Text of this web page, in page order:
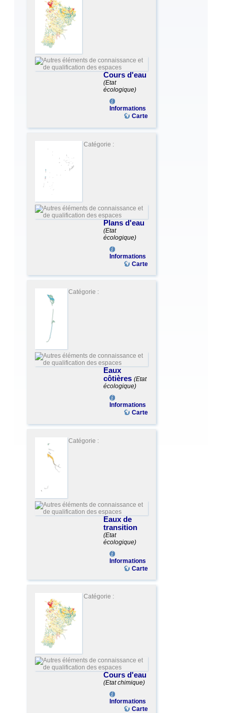
Cours d'eau
(Etat
écologique)
Informations
Carte
Catégorie :
Plans d'eau
(Etat
écologique)
Informations
Carte
Catégorie :
Eaux
côtières (Etat
écologique)
Informations
Carte
Catégorie :
Eaux de
transition
(Etat
écologique)
Informations
Carte
Catégorie :
Cours d'eau
(Etat chimique)
Informations
Carte